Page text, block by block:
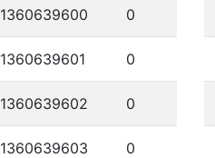
1360639600 0
1360639601 0
1360639602 0
1360639603 0